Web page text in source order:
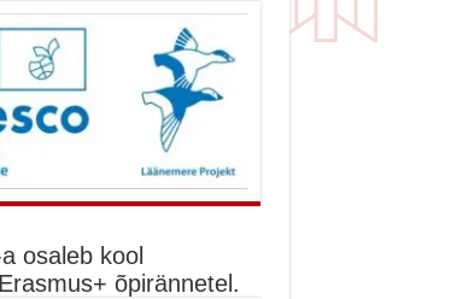
osaleb kool
õpirännetel.